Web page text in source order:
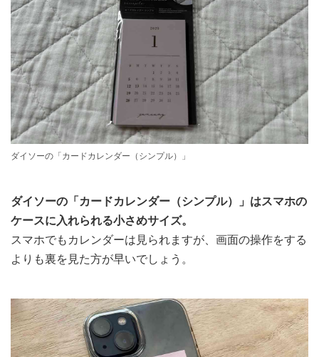
ダイソーの「カードカレンダー（シンプル）」
ダイソーの「カードカレンダー（シンプル）」はスマホの
ケースに入れられる小さめサイズ。
スマホでもカレンダーは見られますが、画面の操作をする
よりも裏を見た方が早いでしょう。